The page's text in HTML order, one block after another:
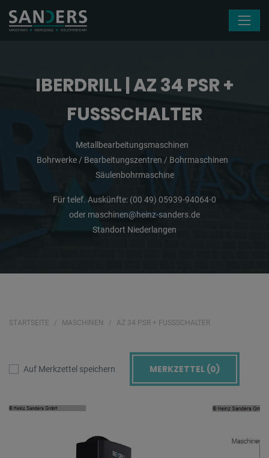
IBERDRILL | AZ 34 PSR +
FUSSSCHALTER
Metallbearbeitungsmaschinen
Bohrwerke / Bearbeitungszentren / Bohrmaschinen
Säulenbohrmaschine
Für telef. Auskünfte: (00 49) 05939-94064-0
oder maschinen@heinz-sanders.de
Standort Niederlangen
STARTSEITE MASCHINEN AZ 34 PSR + FUSSSCHALTER
Auf Merkzettel speichern MERKZETTEL (0)